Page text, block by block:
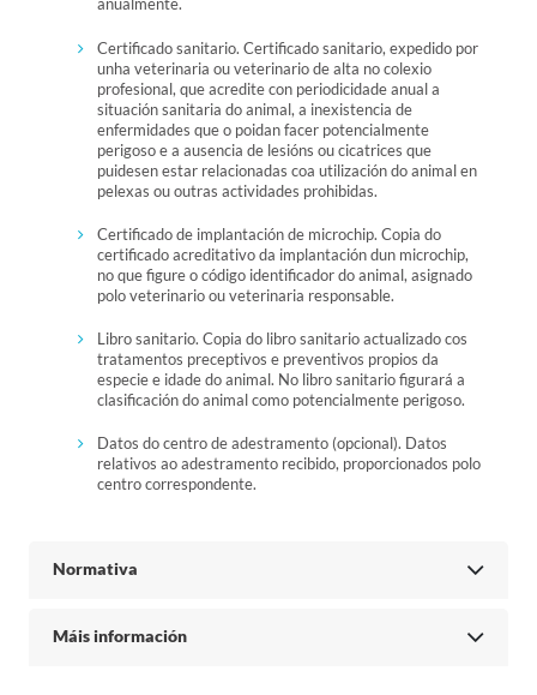
anualmente.
Certificado sanitario. Certificado sanitario, expedido por
unha veterinaria ou veterinario de alta no colexio
profesional, que acredite con periodicidade anual a
situación sanitaria do animal, a inexistencia de
enfermidades que o poidan facer potencialmente
perigoso e a ausencia de lesións ou cicatrices que
puidesen estar relacionadas coa utilización do animal en
pelexas ou outras actividades prohibidas.
Certificado de implantación de microchip. Copia do
certificado acreditativo da implantación dun microchip,
no que figure o código identificador do animal, asignado
polo veterinario ou veterinaria responsable.
Libro sanitario. Copia do libro sanitario actualizado cos
tratamentos preceptivos e preventivos propios da
especie e idade do animal. No libro sanitario figurará a
clasificación do animal como potencialmente perigoso.
Datos do centro de adestramento (opcional). Datos
relativos ao adestramento recibido, proporcionados polo
centro correspondente.
Normativa
Máis información